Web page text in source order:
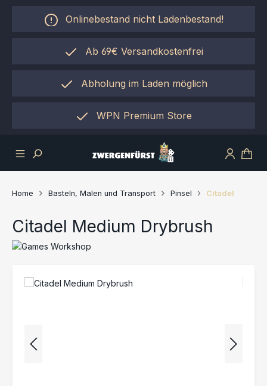
Zum Hauptinhalt springen
Onlinebestand nicht Ladenbestand!
Ab 69€ Versandkostenfrei
Abholung im Laden möglich
einfach per "Click&Collect"
WPN Premium Store
Home Basteln, Malen und Transport Pinsel Citadel
Citadel Medium Drybrush
Bildergalerie überspringen